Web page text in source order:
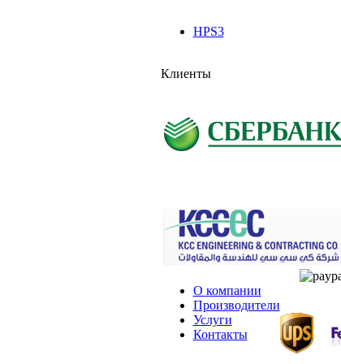
HPS3
Клиенты
О компании
Производители
Услуги
Контакты